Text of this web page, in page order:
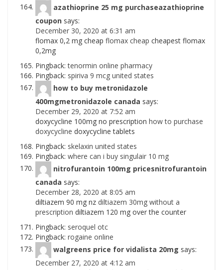
azathioprine 25 mg purchaseazathioprine
coupon says:
December 30, 2020 at 6:31 am
flomax 0,2 mg cheap flomax cheap cheapest flomax
0,2mg
Pingback:tenormin online pharmacy
Pingback: spiriva 9 mcg united states
how to buy metronidazole
400mgmetronidazole canada says:
December 29, 2020 at 7:52 am
doxycycline 100mg no prescription how to purchase
doxycycline doxycycline tablets
Pingback: skelaxin united states
Pingback: where can i buy singulair 10 mg
nitrofurantoin 100mg pricesnitrofurantoin
canada says:
December 28, 2020 at 8:05 am
diltiazem 90 mg nz diltiazem 30mg without a
prescription diltiazem 120 mg over the counter
Pingback: seroquel otc
Pingback: rogaine online
walgreens price for vidalista 20mg says:
December 27, 2020 at 4:12 am